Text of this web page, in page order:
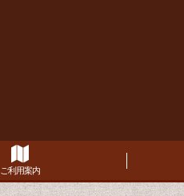
ご利用案内